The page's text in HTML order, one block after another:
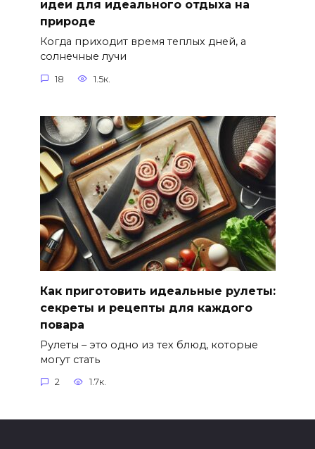
идеи для идеального отдыха на
природе
Когда приходит время теплых дней, а
солнечные лучи
18 1.5к.
Как приготовить идеальные рулеты:
секреты и рецепты для каждого
повара
Рулеты – это одно из тех блюд, которые
могут стать
2 1.7к.